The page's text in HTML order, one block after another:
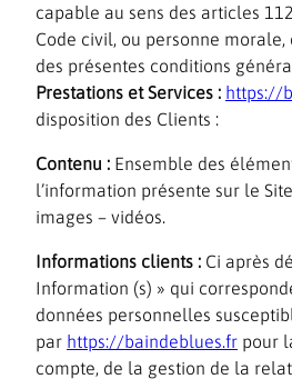
capable au sens des articles
Code civil, ou personne
des présentes conditions
Prestations et Services : https://
disposition des Clients :
Contenu : Ensemble des
l’information présente sur le
images – vidéos.
Informations clients : Ci après
Information (s) » qui
données personnelles
par https://baindeblues.fr pour
compte, de la gestion de la